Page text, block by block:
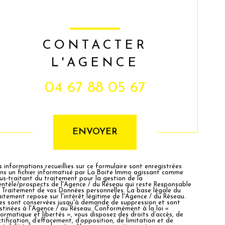
CONTACTER
L'AGENCE
04 67 88 05 67
ENVOYER
informations recueillies sur ce formulaire sont enregistrées
un fichier informatisé par La Boite Immo agissant comme
traitant du traitement pour la gestion de la
prospects de l'Agence / du Réseau qui reste Responsable
Traitement de vos Données personnelles. La base légale du
repose sur l'intérêt légitime de l'Agence / du Réseau.
sont conservées jusqu'à demande de suppression et sont
à l'Agence / au Réseau. Conformément à la loi «
et libertés », vous disposez des droits d’accès, de
d’effacement, d’opposition, de limitation et de